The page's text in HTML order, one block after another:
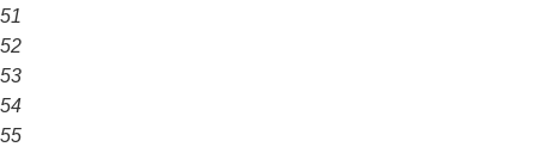
51
52
53
54
55